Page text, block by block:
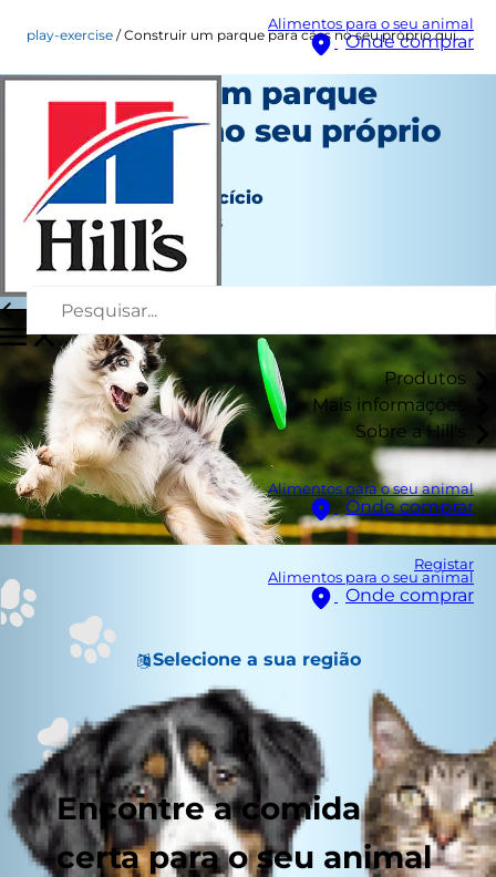
Alimentos para o seu animal
Onde comprar
Produtos
Mais informações
Sobre a Hill's
Alimentos para o seu animal
Onde comprar
Registar
Alimentos para o seu animal
Onde comprar
Selecione a sua região
Encontre a comida
certa para o seu animal
play-exercise Construir um parque para cães no seu próprio quintal
Construir um parque
para cães no seu próprio
quintal
Brincadeiras e exercício
Jean Marie Bauhaus
Janeiro 22, 2018